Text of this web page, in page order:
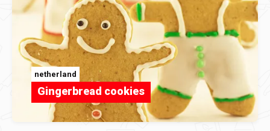
netherland
Gingerbread cookies